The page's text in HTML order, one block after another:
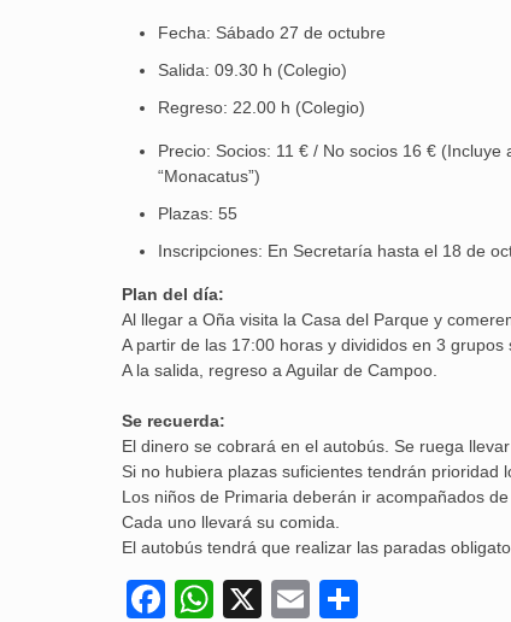
Fecha: Sábado 27 de octubre
Salida: 09.30 h (Colegio)
Regreso: 22.00 h (Colegio)
Precio: Socios: 11 € / No socios 16 €
“Monacatus”)
Plazas: 55
Inscripciones: En Secretaría hasta el 18 de
Plan del día:
Al llegar a Oña visita la Casa del Parque y
A partir de las 17:00 horas y divididos en 3
A la salida, regreso a Aguilar de Campoo.
Se recuerda:
El dinero se cobrará en el autobús. Se ruega
Si no hubiera plazas suficientes tendrán prioridad
Los niños de Primaria deberán ir acompañados de
Cada uno llevará su comida.
El autobús tendrá que realizar las paradas
Facebook
WhatsApp
X Email